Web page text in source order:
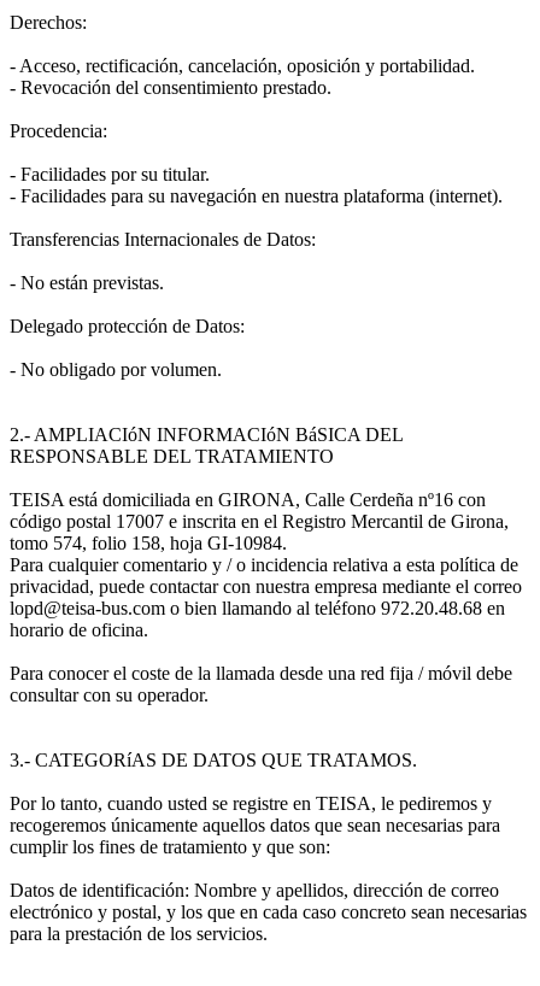
Derechos:
- Acceso, rectificación, cancelación, oposición y portabilidad.
- Revocación del consentimiento prestado.
Procedencia:
- Facilidades por su titular.
- Facilidades para su navegación en nuestra plataforma (internet).
Transferencias Internacionales de Datos:
- No están previstas.
Delegado protección de Datos:
- No obligado por volumen.
2.- AMPLIACIóN INFORMACIóN BáSICA DEL
RESPONSABLE DEL TRATAMIENTO
TEISA está domiciliada en GIRONA, Calle Cerdeña nº16 con
código postal 17007 e inscrita en el Registro Mercantil de Girona,
tomo 574, folio 158, hoja GI-10984.
Para cualquier comentario y / o incidencia relativa a esta política de
privacidad, puede contactar con nuestra empresa mediante el correo
lopd@teisa-bus.com o bien llamando al teléfono 972.20.48.68 en
horario de oficina.
Para conocer el coste de la llamada desde una red fija / móvil debe
consultar con su operador.
3.- CATEGORíAS DE DATOS QUE TRATAMOS.
Por lo tanto, cuando usted se registre en TEISA, le pediremos y
recogeremos únicamente aquellos datos que sean necesarias para
cumplir los fines de tratamiento y que son:
Datos de identificación: Nombre y apellidos, dirección de correo
electrónico y postal, y los que en cada caso concreto sean necesarias
para la prestación de los servicios.